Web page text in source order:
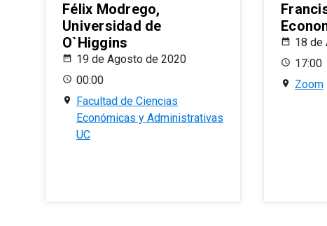
Félix Modrego,
Universidad de
O`Higgins
19 de Agosto de 2020
00:00
Facultad de Ciencias
Económicas y Administrativas
UC
18 de
17:00
Zoom